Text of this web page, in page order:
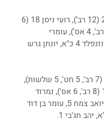
רב', 5 אס'), שגיא קמחג'י 17 (9 רב', 4 אס'), עומרי
שינדלמן 5, ענבר פניגר וגילעד רוזנפלד 4 כ"א, יונתן גרש
קלעו לכפ"ס: עידו קנטרוביץ 33 (7 רב', 5 חט', 5 שלשות),
גיא אלון 13 (9 רב'), עדי קדם 10 (8 רב', 6 אס'), נמרוד
זקס 7, יונתן ספקטור 6 (5 רב'), יואב צמח 5, עומר בן דוד